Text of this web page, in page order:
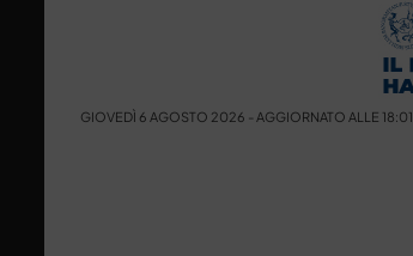
GIOVEDÌ 6 AGOSTO 2026 - AGGIORNATO ALLE 18:01